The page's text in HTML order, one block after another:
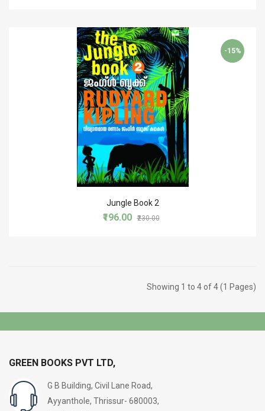
-15%
Jungle Book 2
₹196.00 ₹230.00
Showing 1 to 4 of 4 (1 Pages)
GREEN BOOKS PVT LTD,
G B Building, Civil Lane Road,
Ayyanthole, Thrissur- 680003,